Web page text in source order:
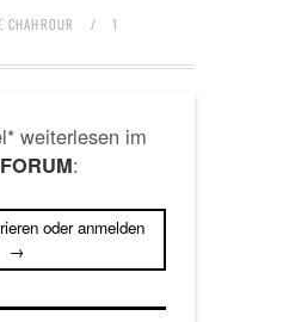
CHAHROUR /
1
weiterlesen im
:
oder anmelden
→